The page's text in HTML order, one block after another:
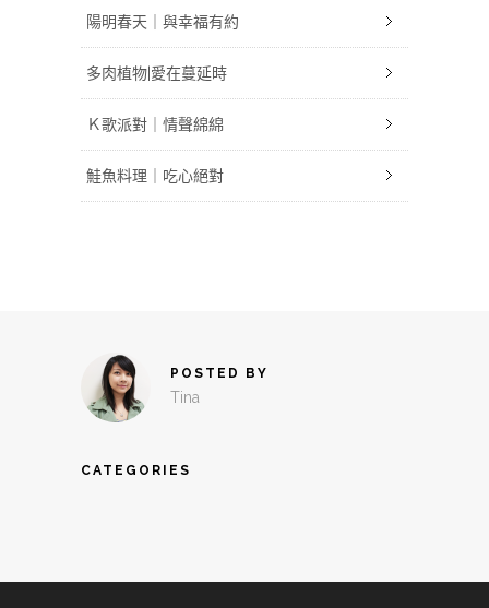
陽明春天｜與幸福有約
多肉植物|愛在蔓延時
Ｋ歌派對｜情聲綿綿
鮭魚料理｜吃心絕對
POSTED BY
Tina
CATEGORIES